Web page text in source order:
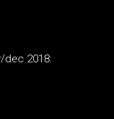
dec 2018: